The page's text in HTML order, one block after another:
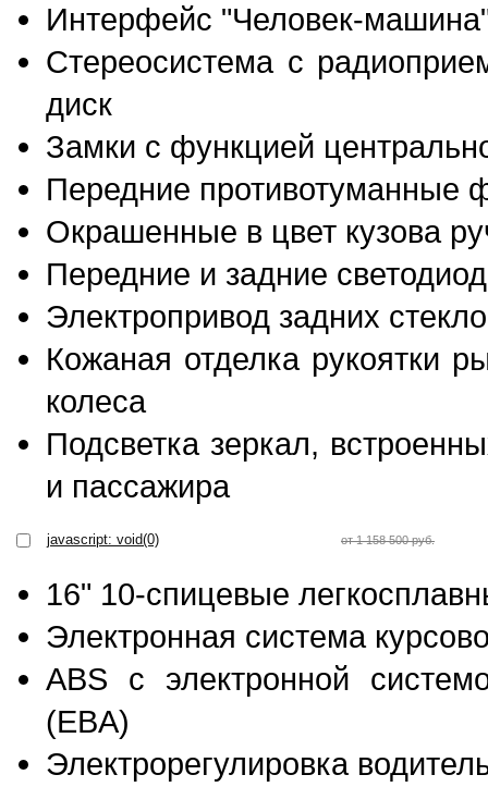
Интерфейс "Человек-
Стереосистема с
диск
Замки с функцией
Передние противотуманные
Окрашенные в цвет кузова
Передние и задние
Электропривод задних
Кожаная отделка рукоятки
колеса
Подсветка зеркал,
и пассажира
javascript: void(0) от 1 158 500 руб.
16" 10-спицевые
Электронная система
ABS c электронной
(EBA)
Электрорегулировка